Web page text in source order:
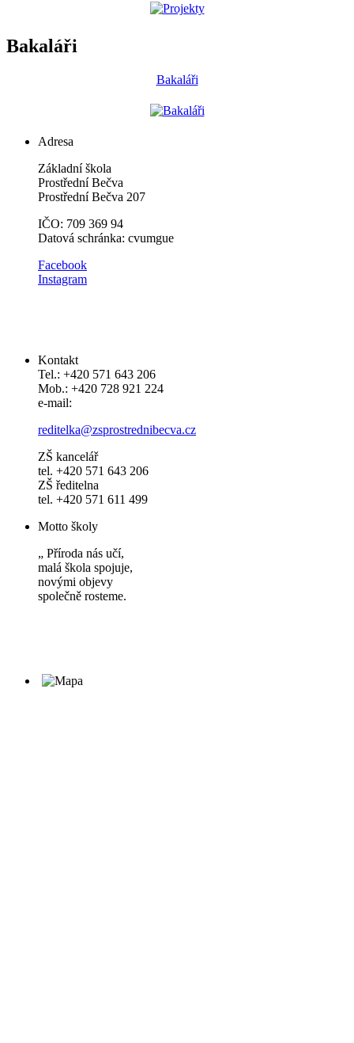
Bakaláři
Bakaláři
Adresa
Základní škola
Prostřední Bečva
Prostřední Bečva 207
IČO: 709 369 94
Datová schránka: cvumgue
​​Facebook
Instagram
Kontakt
Tel.: +420 571 643 206
Mob.: +420 728 921 224
e-mail:
reditelka@zsprostrednibecva.cz
ZŠ kancelář
tel. +420 571 643 206
ZŠ ředitelna
tel. +420 571 611 499
Motto školy
„ Příroda nás učí,
malá škola spojuje,
novými objevy
společně rosteme.